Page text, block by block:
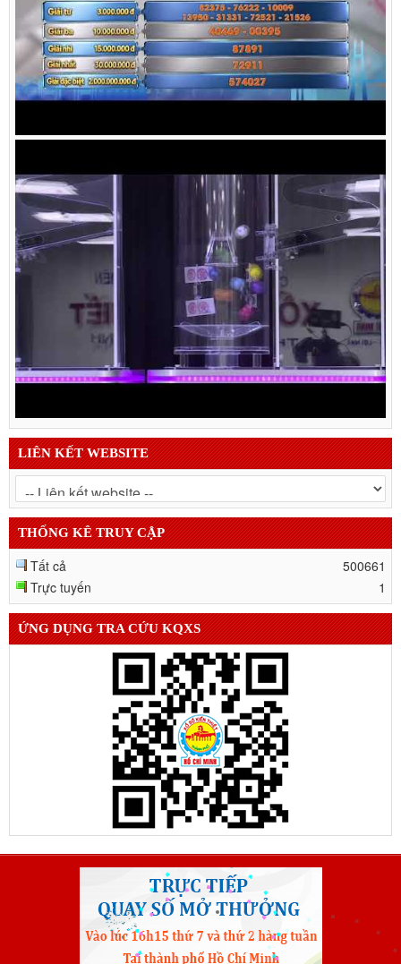
LIÊN KẾT WEBSITE
THỐNG KÊ TRUY CẬP
Tất cả
500661
Trực tuyến
1
ỨNG DỤNG TRA CỨU KQXS